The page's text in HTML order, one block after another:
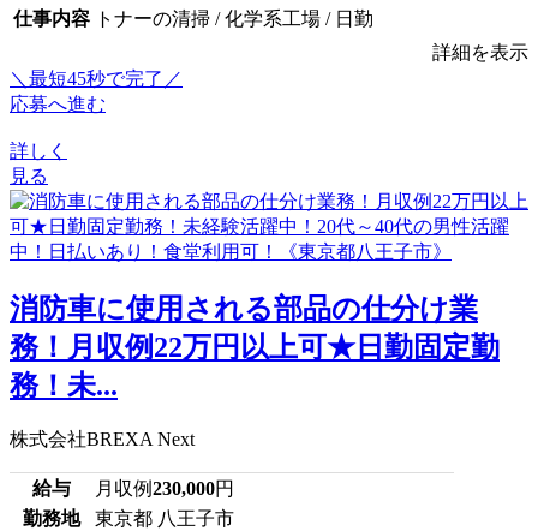
仕事内容 トナーの清掃 / 化学系工場 / 日勤
詳細を表示
＼最短45秒で完了／
応募へ進む
詳しく
見る
消防車に使用される部品の仕分け業
務！月収例22万円以上可★日勤固定勤
務！未...
株式会社BREXA Next
給与 月収例230,000円
勤務地
東京都 八王子市